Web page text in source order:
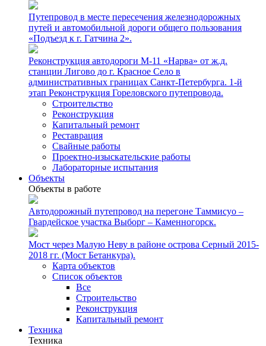
Путепровод в месте пересечения железнодорожных
путей и автомобильной дороги общего пользования
«Подъезд к г. Гатчина 2».
Реконструкция автодороги М-11 «Нарва» от ж.д.
станции Лигово до г. Красное Село в
административных границах Санкт-Петербурга. 1-й
этап Реконструкция Гореловского путепровода.
Строительство
Реконструкция
Капитальный ремонт
Реставрация
Свайные работы
Проектно-изыскательские работы
Лабораторные испытания
Объекты
Объекты в работе
Автодорожный путепровод на перегоне Таммисуо –
Гвардейское участка Выборг – Каменногорск.
Мост через Малую Неву в районе острова Серный 2015-
2018 гг. (Мост Бетанкура).
Карта объектов
Список объектов
Все
Строительство
Реконструкция
Капитальный ремонт
Техника
Техника